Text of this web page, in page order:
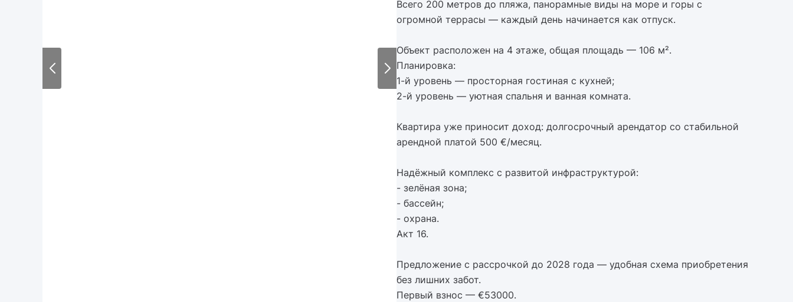
Всего 200 метров до пляжа, панорамные виды на море и горы с
огромной террасы — каждый день начинается как отпуск.
Объект расположен на 4 этаже, общая площадь — 106 м².
Планировка:
1-й уровень — просторная гостиная с кухней;
2-й уровень — уютная спальня и ванная комната.
Квартира уже приносит доход: долгосрочный арендатор со стабильной
арендной платой 500 €/месяц.
Надёжный комплекс с развитой инфраструктурой:
- зелёная зона;
- бассейн;
- охрана.
Акт 16.
Предложение с рассрочкой до 2028 года — удобная схема приобретения
без лишних забот.
Первый взнос — €53000.